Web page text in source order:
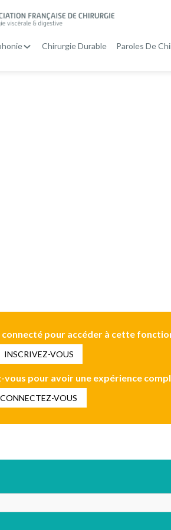
Chirurgie Durable Paroles De
pour accéder à cette
INSCRIVEZ-VOUS
vous pour avoir une expérience
CONNECTEZ-VOUS